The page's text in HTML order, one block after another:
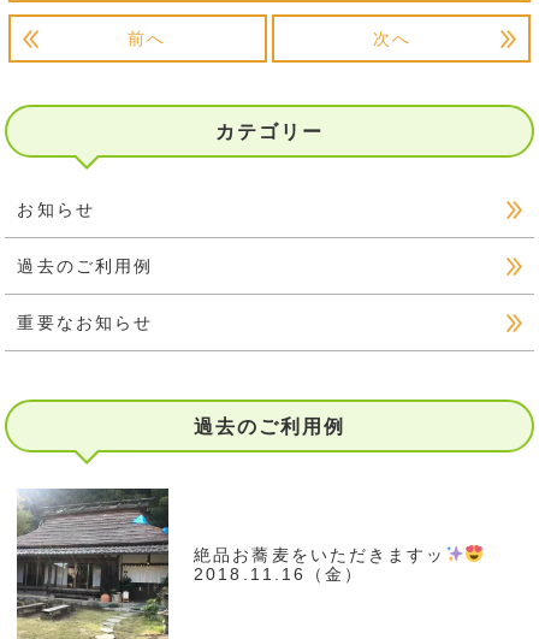
前へ 次へ
カテゴリー
お知らせ
過去のご利用例
重要なお知らせ
過去のご利用例
絶品お蕎麦をいただきますッ
2018.11.16（金）